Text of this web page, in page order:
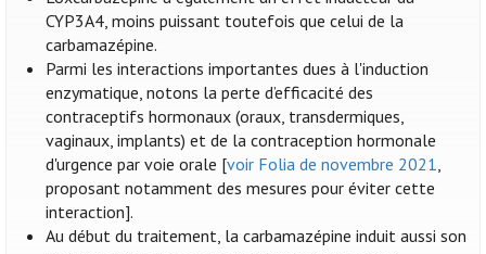
CYP3A4, moins puissant toutefois que celui de la
carbamazépine.
Parmi les interactions importantes dues à l'induction
enzymatique, notons la perte d’efficacité des
contraceptifs hormonaux (oraux, transdermiques,
vaginaux, implants) et de la contraception hormonale
d'urgence par voie orale [voir Folia de novembre 2021,
proposant notamment des mesures pour éviter cette
interaction].
Au début du traitement, la carbamazépine induit aussi son